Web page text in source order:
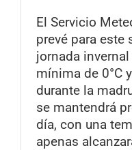
El Servicio
prevé para este
jornada
mínima de 0°C
durante la
se mantendrá
día, con una
apenas